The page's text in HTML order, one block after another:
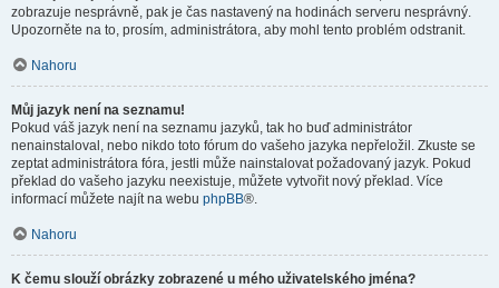
zobrazuje nesprávně, pak je čas nastavený na hodinách serveru nesprávný.
Upozorněte na to, prosím, administrátora, aby mohl tento problém odstranit.
Nahoru
Můj jazyk není na seznamu!
Pokud váš jazyk není na seznamu jazyků, tak ho buď administrátor
nenainstaloval, nebo nikdo toto fórum do vašeho jazyka nepřeložil. Zkuste se
zeptat administrátora fóra, jestli může nainstalovat požadovaný jazyk. Pokud
překlad do vašeho jazyku neexistuje, můžete vytvořit nový překlad. Více
informací můžete najít na webu phpBB®.
Nahoru
K čemu slouží obrázky zobrazené u mého uživatelského jména?